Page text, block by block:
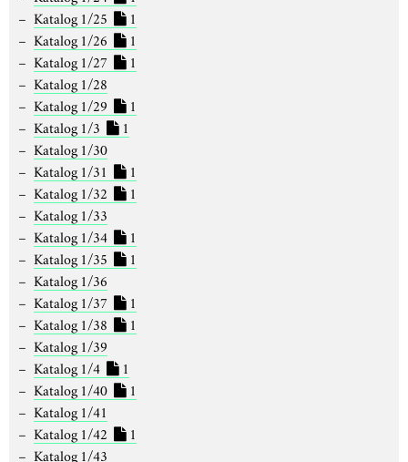
Katalog 1/25
1
Katalog 1/26
1
Katalog 1/27
1
Katalog 1/28
Katalog 1/29
1
Katalog 1/3
1
Katalog 1/30
Katalog 1/31
1
Katalog 1/32
1
Katalog 1/33
Katalog 1/34
1
Katalog 1/35
1
Katalog 1/36
Katalog 1/37
1
Katalog 1/38
1
Katalog 1/39
Katalog 1/4
1
Katalog 1/40
1
Katalog 1/41
Katalog 1/42
1
Katalog 1/43